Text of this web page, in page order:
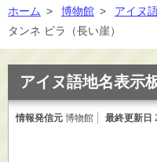
ホーム > 博物館 > アイヌ
タンネ ピラ（長い崖）
アイヌ語地名表示
情報発信元 博物館 最終更新日